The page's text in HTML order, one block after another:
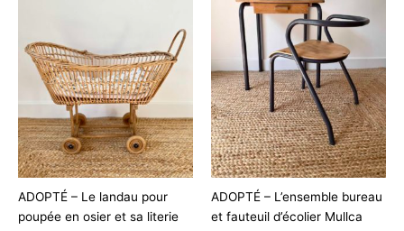
ADOPTÉ – Le landau pour
poupée en osier et sa literie
ADOPTÉ – L’ensemble bureau
et fauteuil d’écolier Mullca